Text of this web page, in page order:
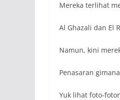
Mereka terlihat
Al Ghazali dan El
Namun, kini
Penasaran
Yuk lihat foto-